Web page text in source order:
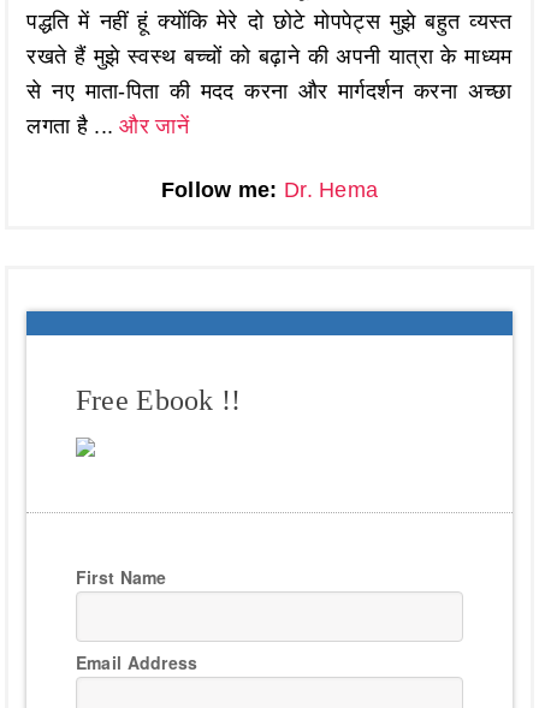
पद्धति में नहीं हूं क्योंकि मेरे दो छोटे मोपपेट्स मुझे बहुत व्यस्त
रखते हैं मुझे स्वस्थ बच्चों को बढ़ाने की अपनी यात्रा के माध्यम
से नए माता-पिता की मदद करना और मार्गदर्शन करना अच्छा
लगता है ...और जानें
Follow me: Dr. Hema
Free Ebook !!
First Name
Email Address